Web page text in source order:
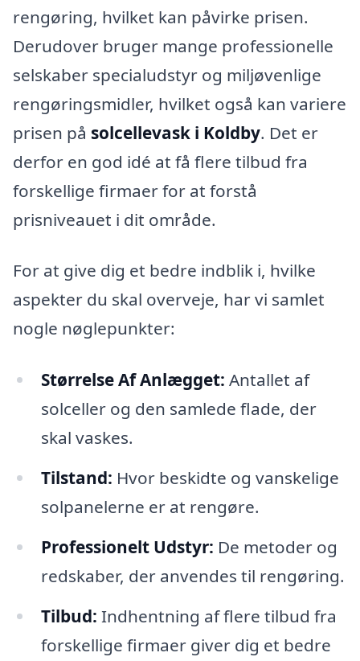
rengøring, hvilket kan påvirke prisen.
Derudover bruger mange professionelle
selskaber specialudstyr og miljøvenlige
rengøringsmidler, hvilket også kan variere
prisen på solcellevask i Koldby. Det er
derfor en god idé at få flere tilbud fra
forskellige firmaer for at forstå
prisniveauet i dit område.
For at give dig et bedre indblik i, hvilke
aspekter du skal overveje, har vi samlet
nogle nøglepunkter:
Størrelse Af Anlægget: Antallet af
solceller og den samlede flade, der
skal vaskes.
Tilstand: Hvor beskidte og vanskelige
solpanelerne er at rengøre.
Professionelt Udstyr: De metoder og
redskaber, der anvendes til rengøring.
Tilbud: Indhentning af flere tilbud fra
forskellige firmaer giver dig et bedre